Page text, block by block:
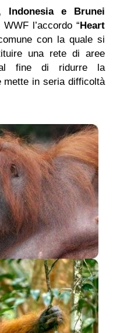
Indonesia e Brunei
l’accordo “Heart
con la quale si
una rete di aree
fine di ridurre la
mette in seria difficoltà